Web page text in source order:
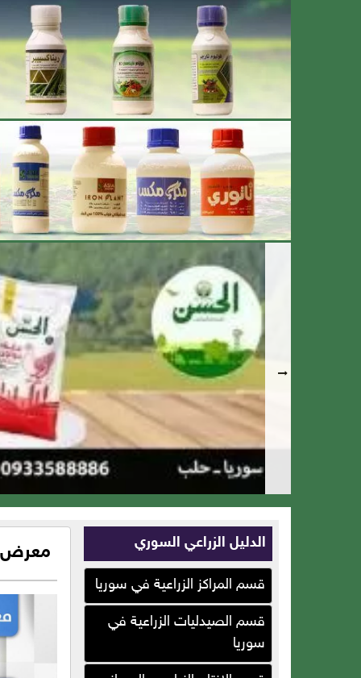
الدليل الزراعي السوري
قسم المراكز الزراعية في سوريا
قسم الصيدليات الزراعية في
سوريا
سلات بلاست
معرض